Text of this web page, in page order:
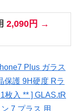
2,090円 →
Plus ガラス
保護 9H硬度 Rラ
枚入 ** ] GLAS.tR
7 プラス 用